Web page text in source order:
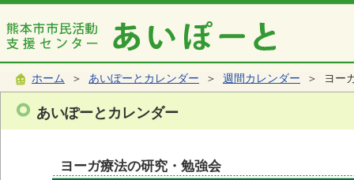
ホーム ＞ あいぽーとカレンダー ＞ 週間カレンダー ＞ ヨー
あいぽーとカレンダー
ヨーガ療法の研究・勉強会